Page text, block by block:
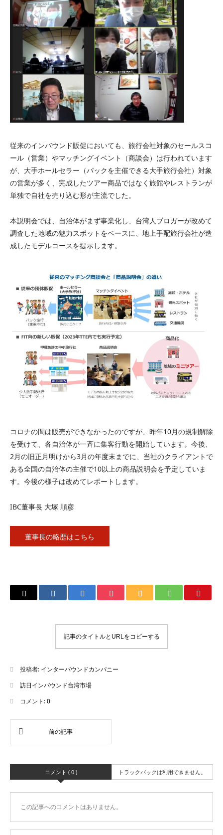
従来のインバウンド販促においても、旅行会社対象のセールスコ
ール（営業）やマッチングイベント（商談会）は行われています
が、大手ホールセラー（パックを主催できる大手旅行会社）対象
の営業が多く、完成したツアー商品ではなく旅館やレストランが
単独で自社を売り込む形が主流でした。
本説明会では、自治体がまず事業化し、台湾人ブロガーが改めて
調査した地域の魅力スポットをベースに、地上手配旅行会社が造
成したモデルコースを提示します。
コロナの間は販売ができなかったのですが、昨年10月の規制解除
を受けて、各自治体が一斉に集客行動を開始しています。今後、
2月の旧正月明けから3月の年度末までに、当社のクライアントで
ある全国の自治体の主催で10以上の商品説明会を予定していま
す。今後の様子は改めてレポートします。
IBC董事長 大塚 順彦
董事長の略歴はこちら
記事のタイトルとURLをコピーする
投稿者: インターバウンドカンパニー
訪日インバウンド台湾市場
コメント:0
コメント ( 0 ) トラックバックは利用できません。
この記事へのコメントはありません。